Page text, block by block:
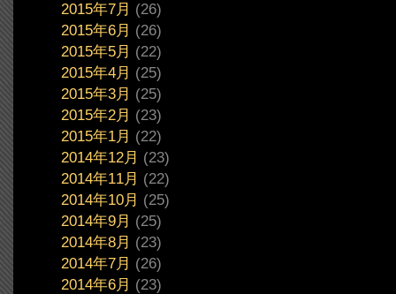
2015年7月 (26)
2015年6月 (26)
2015年5月 (22)
2015年4月 (25)
2015年3月 (25)
2015年2月 (23)
2015年1月 (22)
2014年12月 (23)
2014年11月 (22)
2014年10月 (25)
2014年9月 (25)
2014年8月 (23)
2014年7月 (26)
2014年6月 (23)